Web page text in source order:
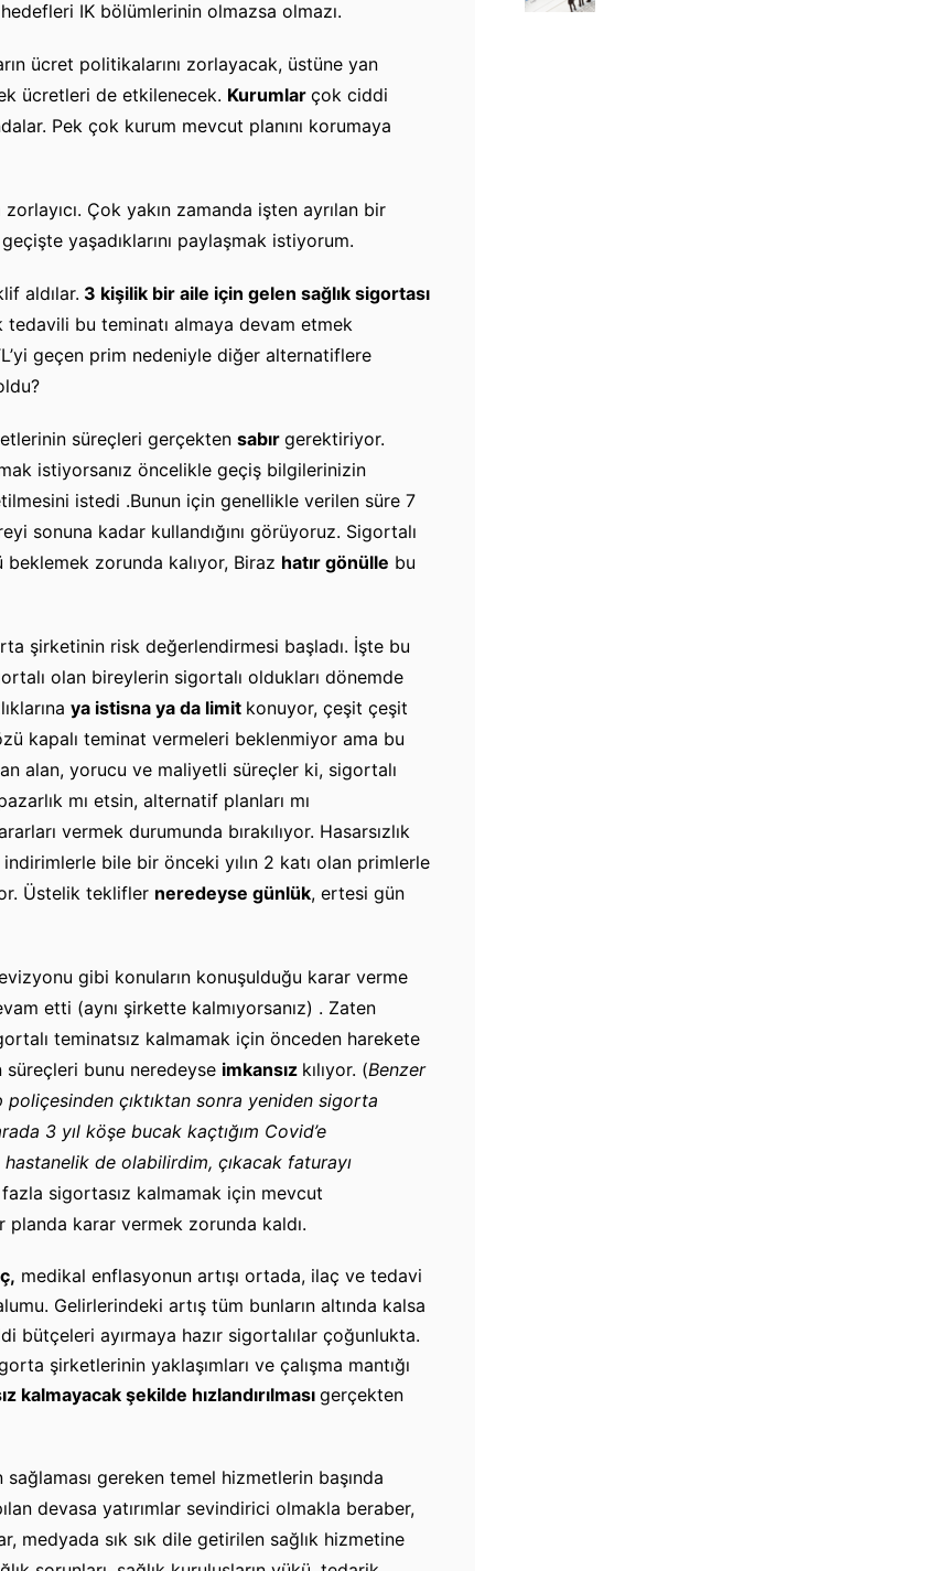
IK bölümlerinin olmazsa olmazı.
ücret politikalarını zorlayacak, üstüne yan
ücretleri de etkilenecek. Kurumlar çok ciddi
Pek çok kurum mevcut planını korumaya
Çok yakın zamanda işten ayrılan bir
yaşadıklarını paylaşmak istiyorum.
aldılar. 3 kişilik bir aile için gelen sağlık sigortası
bu teminatı almaya devam etmek
geçen prim nedeniyle diğer alternatiflere
süreçleri gerçekten sabır gerektiriyor.
istiyorsanız öncelikle geçiş bilgilerinizin
istedi .Bunun için genellikle verilen süre 7
sonuna kadar kullandığını görüyoruz. Sigortalı
zorunda kalıyor, Biraz hatır gönülle bu
şirketinin risk değerlendirmesi başladı. İşte bu
olan bireylerin sigortalı oldukları dönemde
ya istisna ya da limit konuyor, çeşit çeşit
kapalı teminat vermeleri beklenmiyor ama bu
alan, yorucu ve maliyetli süreçler ki, sigortalı
mı etsin, alternatif planları mı
vermek durumunda bırakılıyor. Hasarsızlık
bile bir önceki yılın 2 katı olan primlerle
Üstelik teklifler neredeyse günlük, ertesi gün
gibi konuların konuşulduğu karar verme
etti (aynı şirkette kalmıyorsanız) . Zaten
teminatsız kalmamak için önceden harekete
bunu neredeyse imkansız kılıyor. (Benzer
çıktıktan sonra yeniden sigorta
3 yıl köşe bucak kaçtığım Covid’e
de olabilirdim, çıkacak faturayı
sigortasız kalmamak için mevcut
karar vermek zorunda kaldı.
medikal enflasyonun artışı ortada, ilaç ve tedavi
Gelirlerindeki artış tüm bunların altında kalsa
bütçeleri ayırmaya hazır sigortalılar çoğunlukta.
şirketlerinin yaklaşımları ve çalışma mantığı
şekilde hızlandırılmasıgerçekten
gereken temel hizmetlerin başında
devasa yatırımlar sevindirici olmakla beraber,
medyada sık sık dile getirilen sağlık hizmetine